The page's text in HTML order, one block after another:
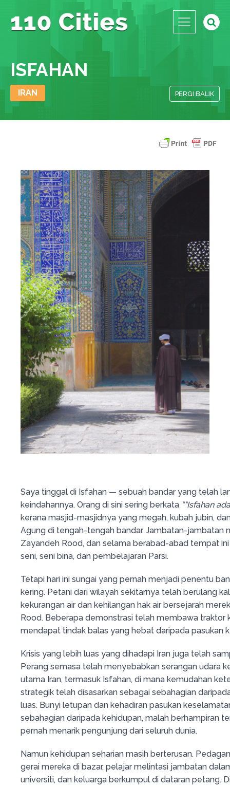
ISFAHAN
IRAN PERGI BALIK
Saya tinggal di Isfahan — sebuah bandar yang telah
keindahannya. Orang di sini sering berkata “"Isfahan
kerana masjid-masjidnya yang megah, kubah jubin,
Agung di tengah-tengah bandar. Jambatan-jambatan
Zayandeh Rood, dan selama berabad-abad tempat
seni, seni bina, dan pembelajaran Parsi.
Tetapi hari ini sungai yang pernah menjadi penentu
kering. Petani dari wilayah sekitarnya telah berulang
kekurangan air dan kehilangan hak air bersejarah
Rood. Beberapa demonstrasi telah membawa traktor
mendapat tindak balas yang hebat daripada pasukan
Krisis yang lebih luas yang dihadapi Iran juga telah
Perang semasa telah menyebabkan serangan udara
utama Iran, termasuk Isfahan, di mana kemudahan
strategik telah disasarkan sebagai sebahagian
luas. Bunyi letupan dan kehadiran pasukan
sebahagian daripada kehidupan, malah berhampiran
pernah menarik pengunjung dari seluruh dunia.
Namun kehidupan seharian masih berterusan.
gerai mereka di bazar, pelajar melintasi jambatan
universiti, dan keluarga berkumpul di dataran petang.